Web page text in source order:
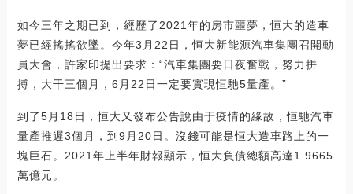
如今三年之期已到，經歷了2021年的房市噩夢，恒大的造車
夢已經搖搖欲墜。今年3月22日，恒大新能源汽車集團召開動
員大會，許家印提出要求：“汽車集團要日夜奮戰，努力拼
搏，大干三個月，6月22日一定要實現恒馳5量產。”
到了5月18日，恒大又發布公告說由于疫情的緣故，恒馳汽車
量產推遲3個月，到9月20日。沒錢可能是恒大造車路上的一
塊巨石。2021年上半年財報顯示，恒大負債總額高達1.9665
萬億元。